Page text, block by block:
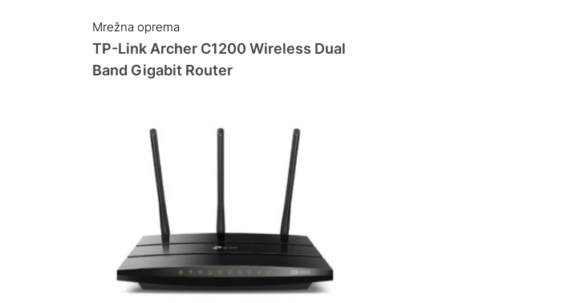
Mrežna oprema
TP-Link Archer C1200 Wireless Dual
Band Gigabit Router